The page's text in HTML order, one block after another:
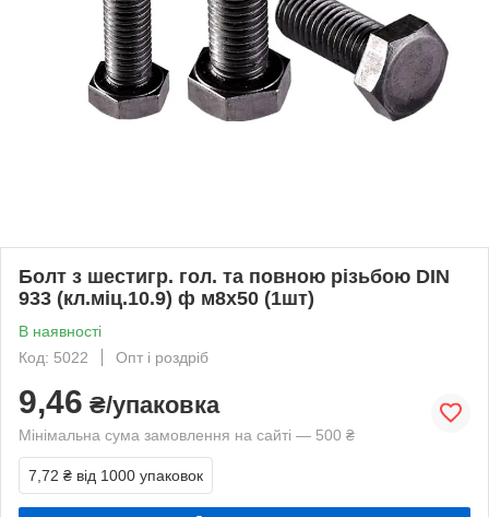
Болт з шестигр. гол. та повною різьбою DIN
933 (кл.міц.10.9) ф м8х50 (1шт)
В наявності
Код: 5022
Опт і роздріб
9,46 ₴/упаковка
Мінімальна сума замовлення на сайті — 500 ₴
7,72 ₴ від 1000 упаковок